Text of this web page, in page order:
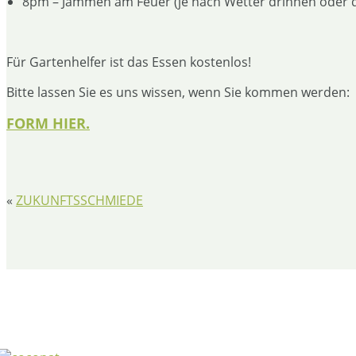
Für Gartenhelfer ist das Essen kostenlos!
Bitte lassen Sie es uns wissen, wenn Sie kommen werden:
FORM HIER.
« ZUKUNFTSSCHMIEDE